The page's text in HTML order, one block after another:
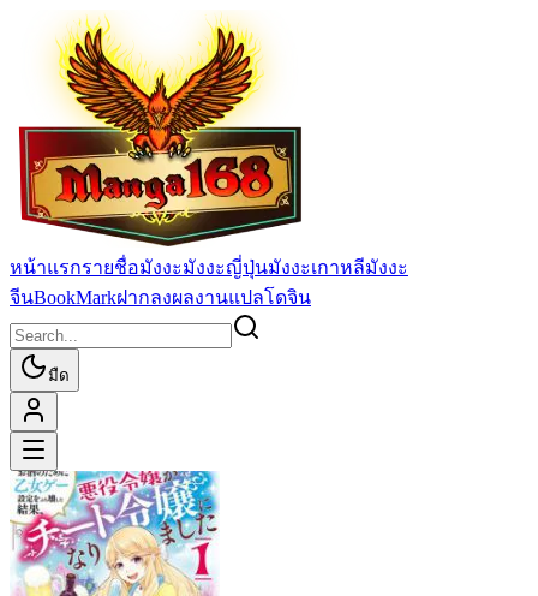
หน้าแรกรายชื่อมังงะมังงะญี่ปุ่นมังงะเกาหลีมังงะ
จีนBookMarkฝากลงผลงานแปลโดจิน
มืด